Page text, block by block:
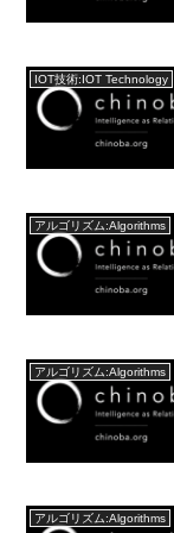
IOT技術:IOT Technology
アルゴリズム:Algorithms
アルゴリズム:Algorithms
アルゴリズム:Algorithms